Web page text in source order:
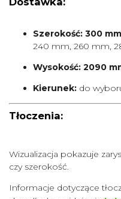
Szerokość: 300 mm
240 mm, 260 mm,
Wysokość: 2090
Kierunek: do
Tłoczenia:
Wizualizacja pokazuje
czy szerokość.
Informacje dotyczące